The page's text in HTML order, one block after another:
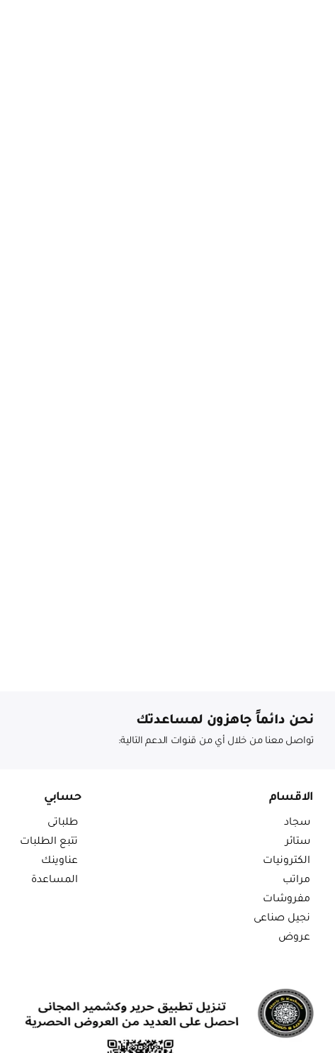
نحن دائماً جاهزون لمساعدتك
تواصل معنا من خلال أي من قنوات الدعم التالية:
الاقسام
سجاد
ستائر
الكترونيات
مراتب
مفروشات
نجيل صناعى
عروض
حسابي
طلباتى
تتبع الطلبات
عناوينك
المساعدة